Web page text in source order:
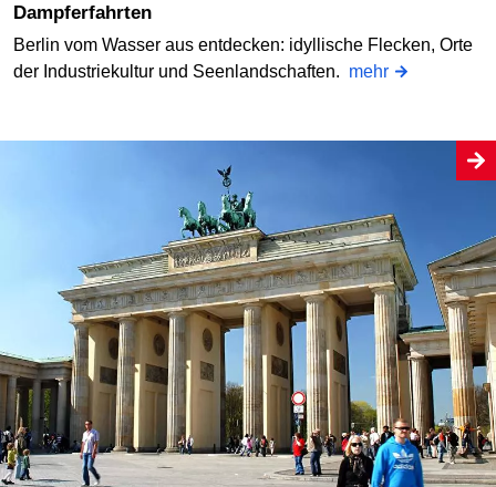
Dampferfahrten
Berlin vom Wasser aus entdecken: idyllische Flecken, Orte
der Industriekultur und Seenlandschaften. mehr